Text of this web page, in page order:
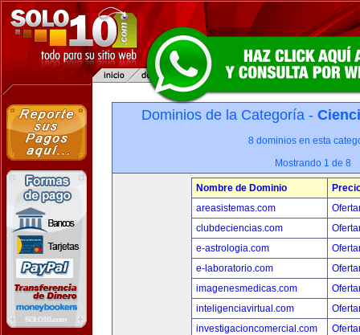
Dominios de la Categoría -
8 dominios en esta
Mostrando 1 de 8
Nombre de Dominio
areasistemas.com
clubdeciencias.com
e-astrologia.com
e-laboratorio.com
imagenesmedicas.com
inteligenciavirtual.com
investigacioncomercial.com